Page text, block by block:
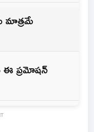
మాత్రమే
ఈ ప్రమోషన్